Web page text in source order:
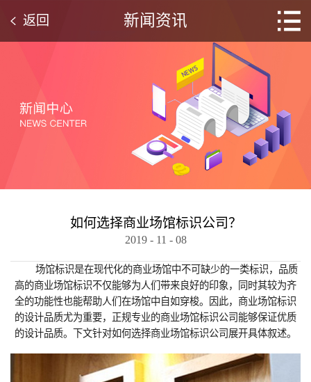
新闻资讯
返回
如何选择商业场馆标识公司？
2019 - 11 - 08
场馆标识是在现代化的商业场馆中不可缺少的一类标识，品质
高的商业场馆标识不仅能够为人们带来良好的印象，同时其较为齐
全的功能性也能帮助人们在场馆中自如穿梭。因此，商业场馆标识
的设计品质尤为重要，正规专业的商业场馆标识公司能够保证优质
的设计品质。下文针对如何选择商业场馆标识公司展开具体叙述。